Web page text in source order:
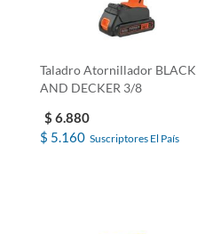
Taladro Atornillador BLACK
AND DECKER 3/8
$ 6.880
$ 5.160 Suscriptores El País